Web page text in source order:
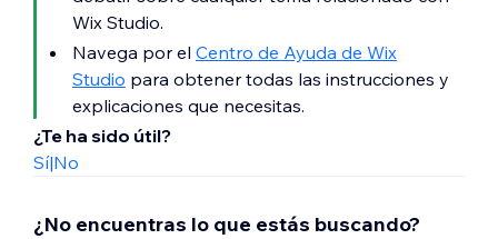
Wix Studio.
Navega por el Centro de Ayuda de Wix
Studio para obtener todas las instrucciones y
explicaciones que necesitas.
¿Te ha sido útil?
Sí|No
¿No encuentras lo que estás buscando?